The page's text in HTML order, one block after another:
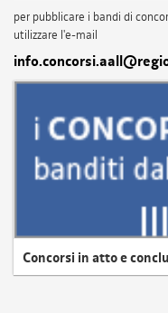
per pubblicare i bandi di
utilizzare l'e-mail
Concorsi in atto e